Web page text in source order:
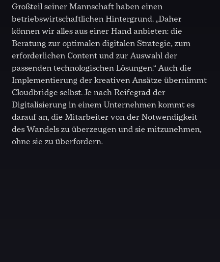
Großteil seiner Mannschaft haben einen
betriebswirtschaftlichen Hintergrund. „Daher
können wir alles aus einer Hand anbieten: die
Beratung zur optimalen digitalen Strategie, zum
erforderlichen Content und zur Auswahl der
passenden technologischen Lösungen.“ Auch die
Implementierung der kreativen Ansätze übernimmt
Cloudbridge selbst. Je nach Reifegrad der
Digitalisierung in einem Unternehmen kommt es
darauf an, die Mitarbeiter von der Notwendigkeit
des Wandels zu überzeugen und sie mitzunehmen,
ohne sie zu überfordern.